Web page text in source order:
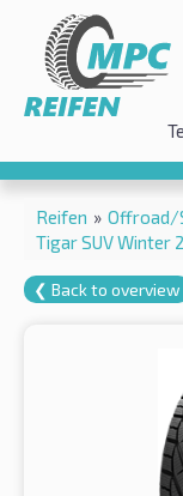
Reifen » Offroad/
Tigar SUV Winter
❮ Back to overview